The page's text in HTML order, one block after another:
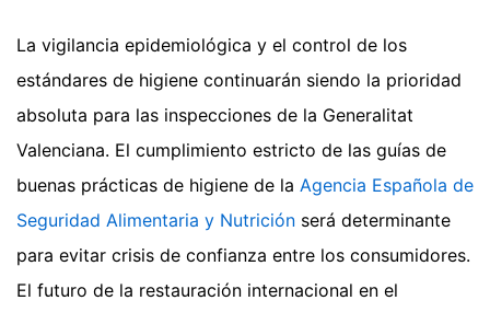
La vigilancia epidemiológica y el control de los
estándares de higiene continuarán siendo la prioridad
absoluta para las inspecciones de la Generalitat
Valenciana. El cumplimiento estricto de las guías de
buenas prácticas de higiene de la Agencia Española de
Seguridad Alimentaria y Nutrición será determinante
para evitar crisis de confianza entre los consumidores.
El futuro de la restauración internacional en el